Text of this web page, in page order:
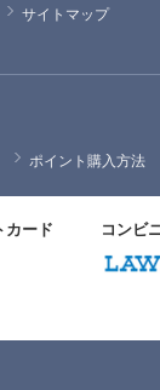
サイトマップ
ポイント購入方法
カード コンビ